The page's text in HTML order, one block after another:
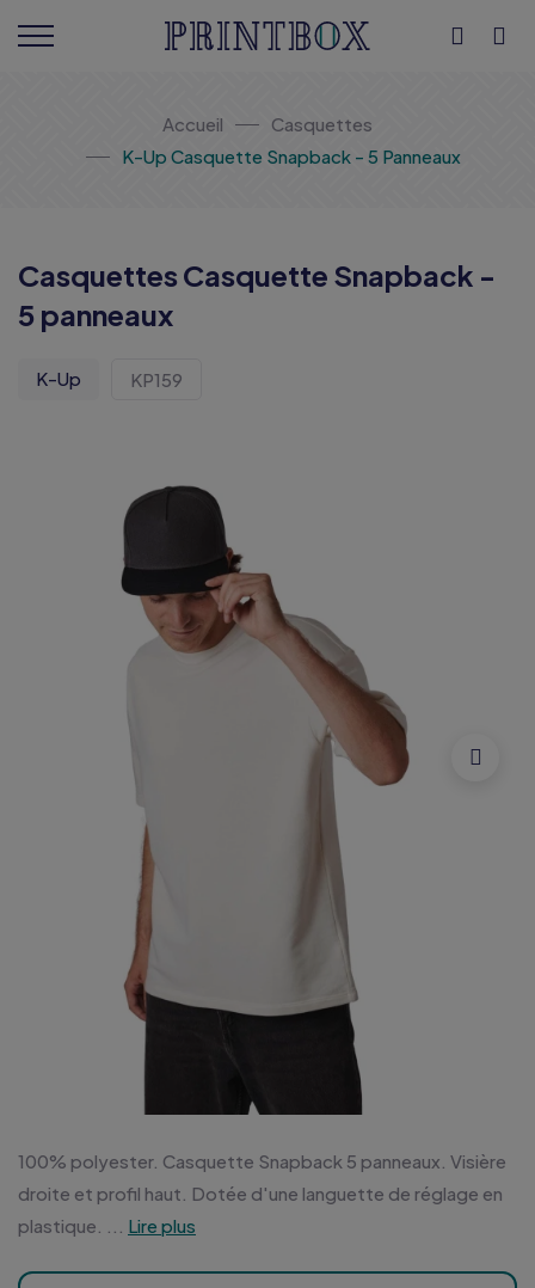
Accueil
Casquettes
K-Up Casquette Snapback - 5 Panneaux
Casquettes Casquette Snapback -
5 panneaux
K-Up KP159
100% polyester. Casquette Snapback 5 panneaux. Visière
droite et profil haut. Dotée d'une languette de réglage en
plastique. ...
Lire plus